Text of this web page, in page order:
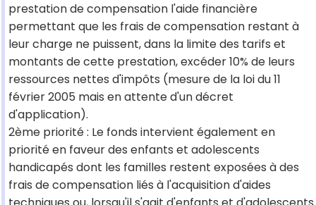
prestation de compensation l'aide financière
permettant que les frais de compensation restant à
leur charge ne puissent, dans la limite des tarifs et
montants de cette prestation, excéder 10% de leurs
ressources nettes d'impôts (mesure de la loi du 11
février 2005 mais en attente d'un décret
d'application).
2ème priorité : Le fonds intervient également en
priorité en faveur des enfants et adolescents
handicapés dont les familles restent exposées à des
frais de compensation liés à l'acquisition d'aides